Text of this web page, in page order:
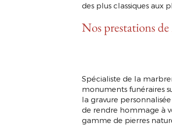
des plus classiques aux
Nos prestations
Spécialiste de la
monuments funéraires
la gravure
de rendre hommage à
gamme de pierres